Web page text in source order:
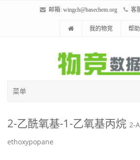
邮箱: wingch@basechem.org 客
我的物竞 帮
菜单
2-乙酰氧基-1-乙氧基丙烷 2-
ethoxypopane